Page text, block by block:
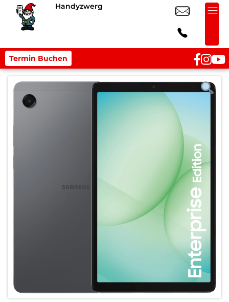
Handyzwerg
Termin Buchen